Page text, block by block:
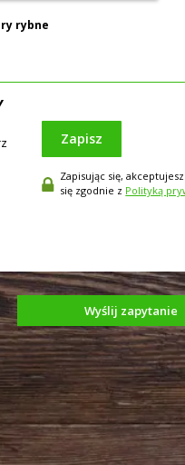
rybne
Zapisz
Zapisując się,
się zgodnie z Polityką
Wyślij zapytanie